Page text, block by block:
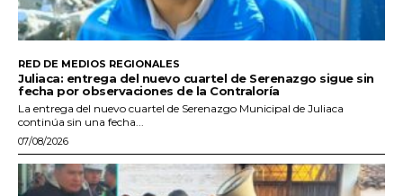
RED DE MEDIOS REGIONALES
Juliaca: entrega del nuevo cuartel de Serenazgo sigue sin
fecha por observaciones de la Contraloría
La entrega del nuevo cuartel de Serenazgo Municipal de Juliaca
continúa sin una fecha...
07/08/2026